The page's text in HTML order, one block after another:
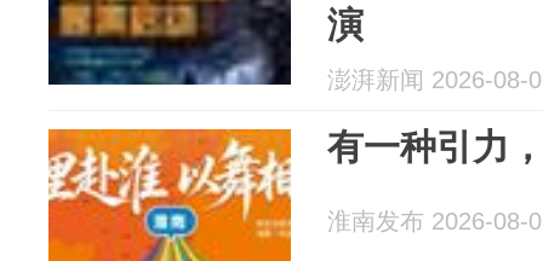
演
澎湃新闻 2026-08-
有一种引力
淮南发布 2026-08-